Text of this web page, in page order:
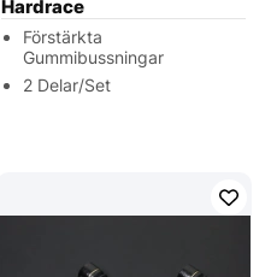
Hardrace
Förstärkta
Gummibussningar
2 Delar/Set